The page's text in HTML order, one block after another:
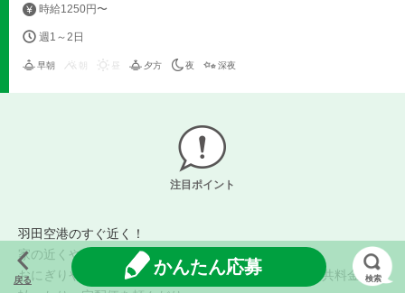
時給1250円〜
週1～2日
早朝 夕方 夜 深夜
注目ポイント
羽田空港のすぐ近く！
家の近くや、職場・学校の近くにあるコンビニ。
おにぎりやお弁当を買ったり、日用品を買ったり、公共料金を支
戻る
かんたん応募
検索